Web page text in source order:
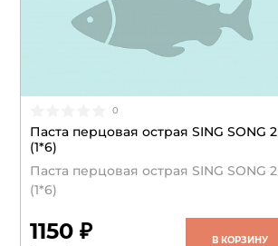
0
Паста перцовая острая SING SONG
(1*6)
Паста перцовая острая SING SONG
(1*6)
1150 ₽ В КОРЗИНУ